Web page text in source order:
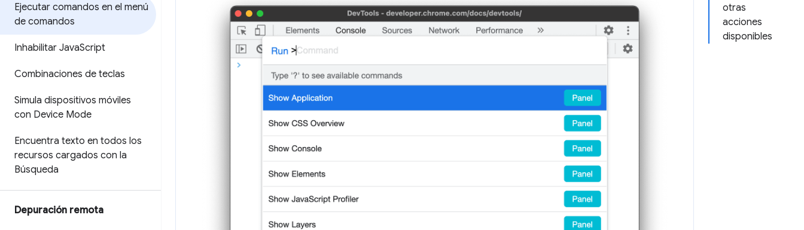
Ejecutar comandos en el menú
de comandos
Inhabilitar JavaScript
Combinaciones de teclas
Simula dispositivos móviles
con Device Mode
Encuentra texto en todos los
recursos cargados con la
Búsqueda
Depuración remota
otras
acciones
disponibles